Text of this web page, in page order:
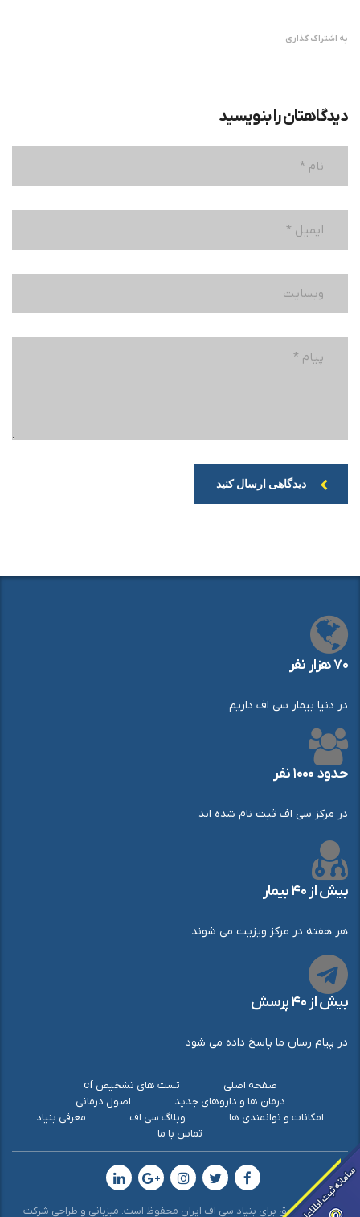
به اشتراک گذاری
دیدگاهتان را بنویسید
دیدگاهی ارسال کنید
۷۰ هزار نفر
در دنیا بیمار سی اف داریم
حدود ۱۰۰۰ نفر
در مرکز سی اف ثبت نام شده اند
بیش از ۴۰ بیمار
هر هفته در مرکز ویزیت می شوند
بیش از ۴۰ پرسش
در پیام رسان ما پاسخ داده می شود
صفحه اصلی
تست های تشخیص cf
درمان ها و داروهای جدید
اصول درمانی
امکانات و توانمندی ها
وبلاگ سی اف
معرفی بنیاد
تماس با ما
© کلیه حقوق برای بنیاد سی اف ایران محفوظ است. میزبانی و طراحی شرکت